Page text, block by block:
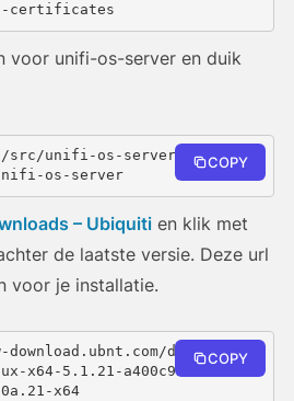
certificates
voor unifi-os-server en duik
src/unifi-os-server
os-server
COPY
– Ubiquitien klik met
de laatste versie. Deze url
voor je installatie.
data/unifi
x64-5.1.21-a400c9c6-8328-4
x64
COPY